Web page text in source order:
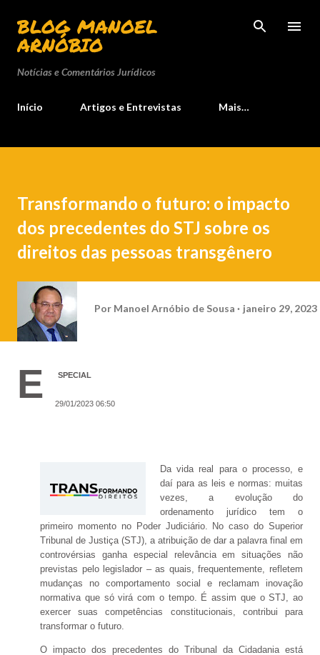
Pular para o conteúdo principal
BLOG MANOEL
ARNÓBIO
Notícias e Comentários Jurídicos
Início Artigos e Entrevistas Mais…
Transformando o futuro: o impacto
dos precedentes do STJ sobre os
direitos das pessoas transgênero
Por Manoel Arnóbio de Sousa janeiro 29, 2023
E SPECIAL
29/01/2023 06:50
Da vida real para o processo, e
daí para as leis e normas: muitas
vezes, a evolução do
ordenamento jurídico tem o
primeiro momento no Poder Judiciário. No caso do Superior
Tribunal de Justiça (STJ), a atribuição de dar a palavra final em
controvérsias ganha especial relevância em situações não
previstas pelo legislador – as quais, frequentemente, refletem
mudanças no comportamento social e reclamam inovação
normativa que só virá com o tempo. É assim que o STJ, ao
exercer suas competências constitucionais, contribui para
transformar o futuro.
O impacto dos precedentes do Tribunal da Cidadania está